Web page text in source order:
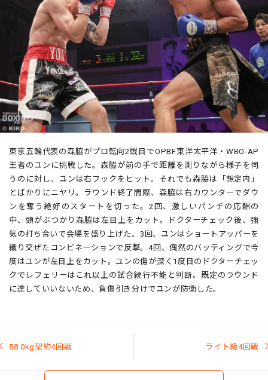
東京五輪代表の森脇がプロ転向2戦目でOPBF東洋太平洋・WBO-AP
王者のユンに挑戦した。森脇が前の手で距離を測りながら様子を伺
うのに対し、ユンは右フックをヒット。それでも森脇は「想定内」
とばかりにニヤリ。ラウンド終了間際、森脇は右カウンターでダウ
ンを奪う絶好のスタートを切った。2回、激しいパンチの応酬の
中、頭がぶつかり森脇は左目上をカット。ドクターチェック後、強
気の打ち合いで会場を盛り上げた。3回、ユンはショートアッパーを
織り交ぜたコンビネーションで反撃。4回、偶然のバッティングで今
度はユンが左目上をカット。ユンの傷が深く1度目のドクターチェッ
クでレフェリーはこれ以上の試合続行不能と判断。既定のラウンド
に達していいないため、負傷引き分けでユンが防衛した。
ナ
ゲ
58.0kg契約4回戦 ライト級4回戦